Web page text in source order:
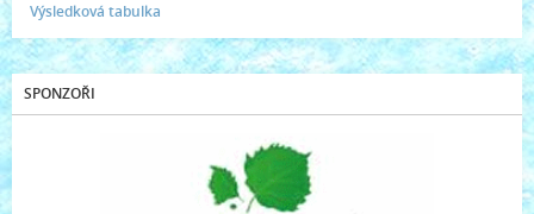
Výsledková tabulka
SPONZOŘI